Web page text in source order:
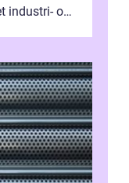
industri- og